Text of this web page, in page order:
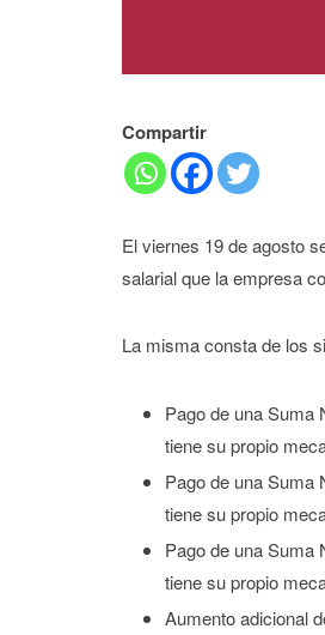
Compartir
El viernes 19 de agosto
salarial que la empresa
La misma consta de los
Pago de una Suma
tiene su propio
Pago de una Suma
tiene su propio
Pago de una Suma
tiene su propio
Aumento adicional